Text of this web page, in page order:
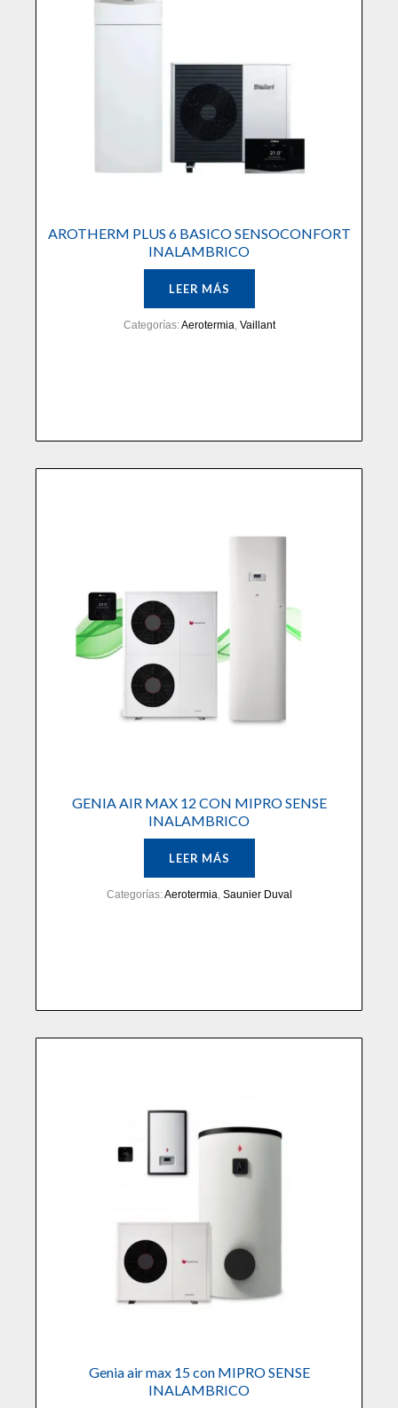
AROTHERM PLUS 6 BASICO SENSOCONFORT
INALAMBRICO
LEER MÁS
Categorías:Aerotermia, Vaillant
GENIA AIR MAX 12 CON MIPRO SENSE
INALAMBRICO
LEER MÁS
Categorías:Aerotermia, Saunier Duval
Genia air max 15 con MIPRO SENSE
INALAMBRICO